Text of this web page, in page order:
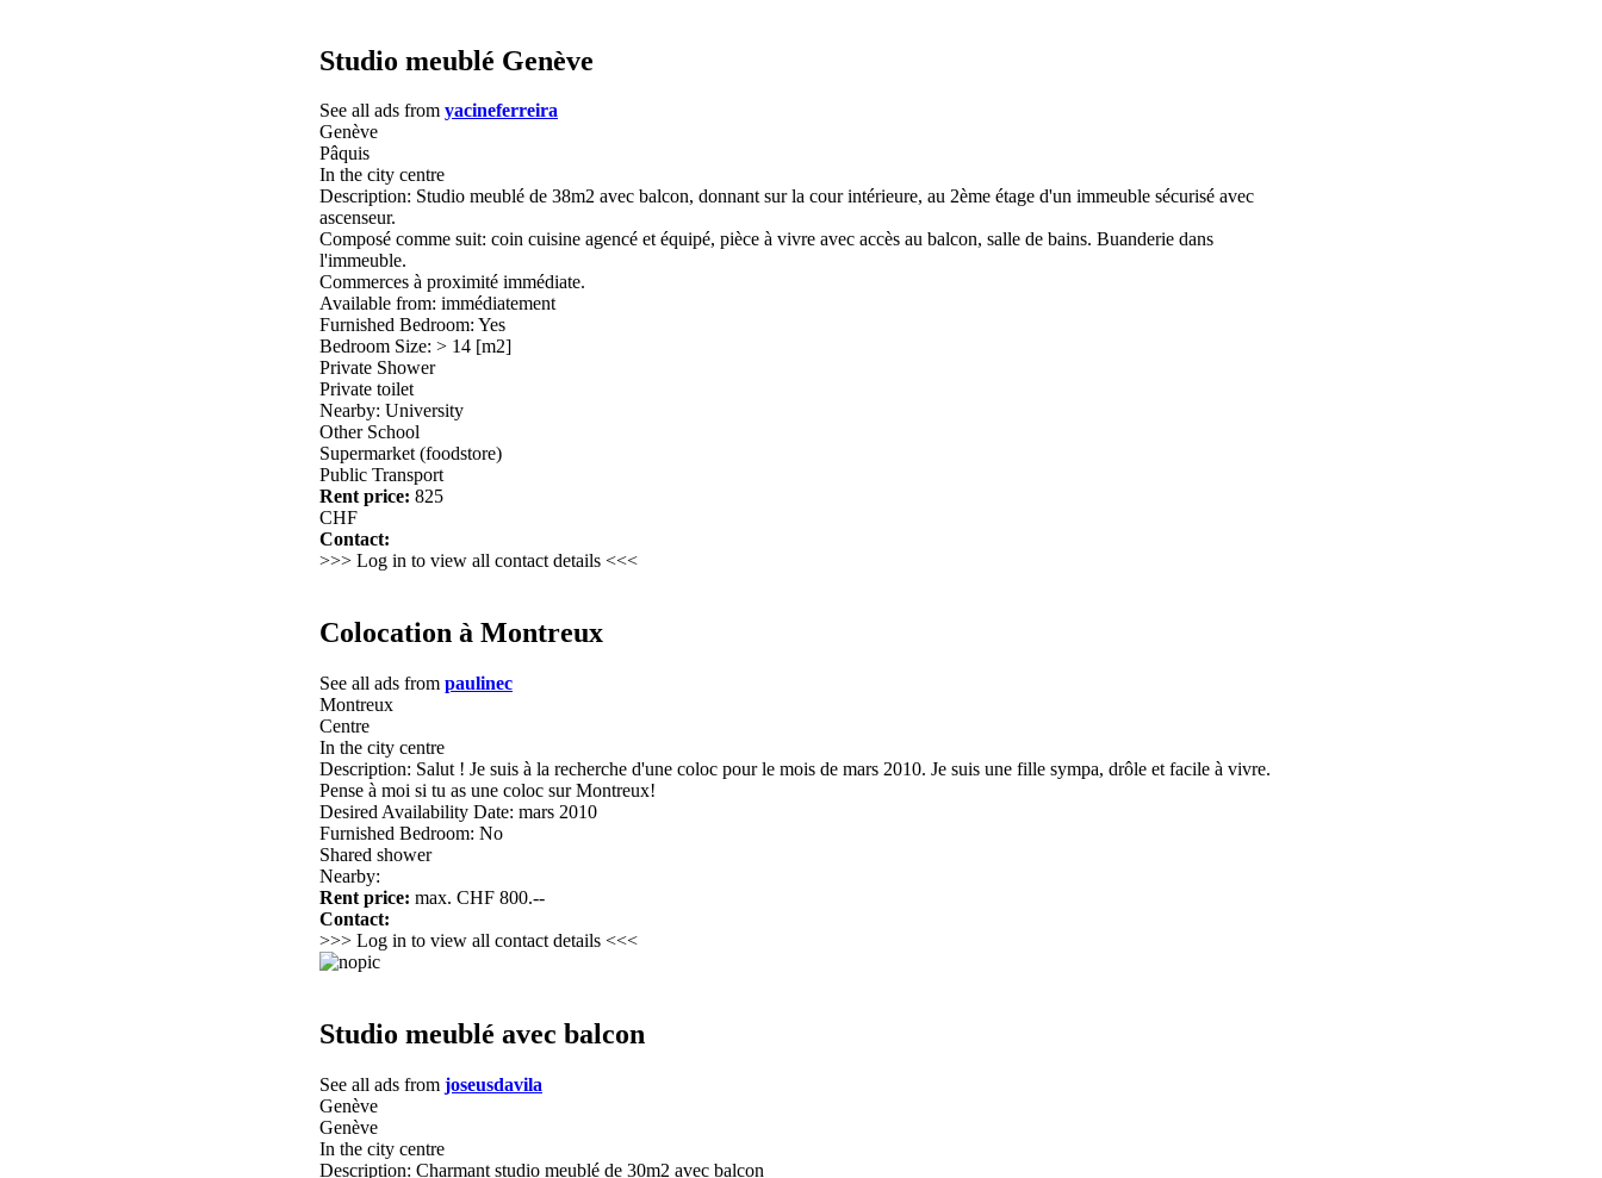
Studio meublé Genève
See all ads from yacineferreira
Genève
Pâquis
In the city centre
Description: Studio meublé de 38m2 avec balcon, donnant sur la cour intérieure, au 2ème étage d'un immeuble sécurisé avec
ascenseur.
Composé comme suit: coin cuisine agencé et équipé, pièce à vivre avec accès au balcon, salle de bains. Buanderie dans
l'immeuble.
Commerces à proximité immédiate.
Available from: immédiatement
Furnished Bedroom: Yes
Bedroom Size: > 14 [m2]
Private Shower
Private toilet
Nearby: University
Other School
Supermarket (foodstore)
Public Transport
Rent price: 825
CHF
Contact:
>>> Log in to view all contact details <<<
Colocation à Montreux
See all ads from paulinec
Montreux
Centre
In the city centre
Description: Salut ! Je suis à la recherche d'une coloc pour le mois de mars 2010. Je suis une fille sympa, drôle et facile à vivre.
Pense à moi si tu as une coloc sur Montreux!
Desired Availability Date: mars 2010
Furnished Bedroom: No
Shared shower
Nearby:
Rent price: max. CHF 800.--
Contact:
>>> Log in to view all contact details <<<
Studio meublé avec balcon
See all ads from joseusdavila
Genève
Genève
In the city centre
Description: Charmant studio meublé de 30m2 avec balcon